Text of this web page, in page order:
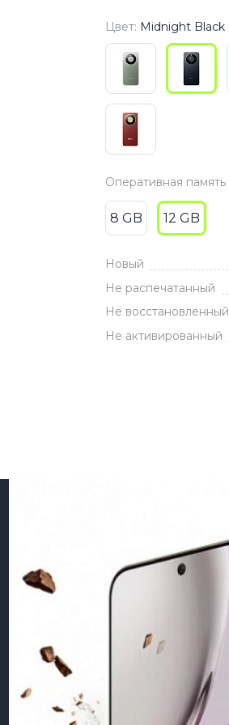
Цвет: Midnight Black
Оперативная память
8 GB 12 GB
Новый
Не распечатанный
Не восстановленный
Не активированный